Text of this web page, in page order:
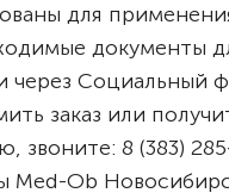
для
документы
через Социальный
заказ или
звоните: 8 (383)
Med-Ob